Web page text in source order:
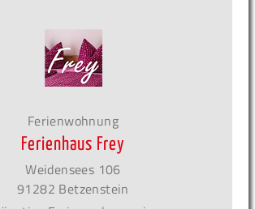
Ferienwohnung
Ferienhaus Frey
Weidensees 106
91282 Betzenstein